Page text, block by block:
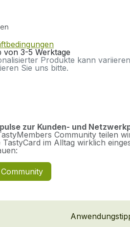
von 3-5 Werktage
Produkte kann
Sie uns bitte.
zur Kunden- und
Community teilen
TastyCard im Alltag wirklich